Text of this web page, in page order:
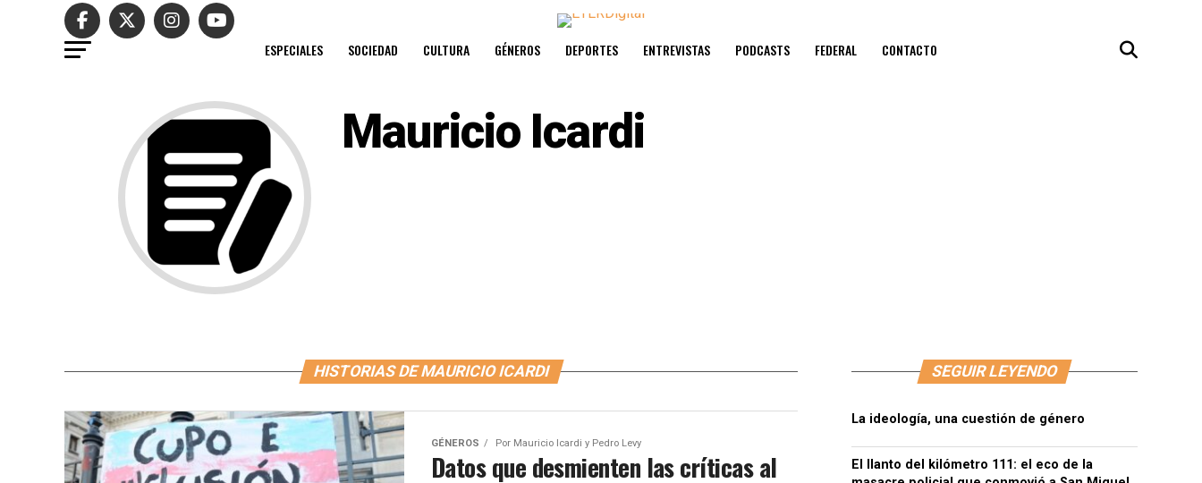
ESPECIALES SOCIEDAD CULTURA GÉNEROS DEPORTES ENTREVISTAS PODCASTS FEDERAL CONTACTO
Mauricio Icardi
HISTORIAS DE MAURICIO ICARDI
GÉNEROS Por Mauricio Icardi y Pedro Levy
Datos que desmienten las críticas al
SEGUIR LEYENDO
La ideología, una cuestión de género
El llanto del kilómetro 111: el eco de la